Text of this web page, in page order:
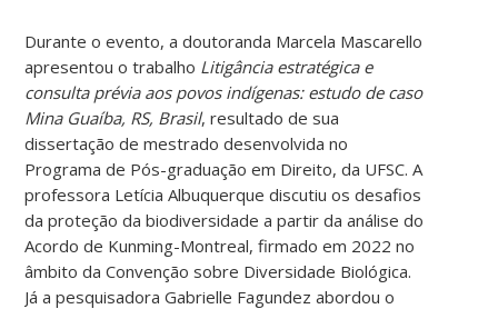
Durante o evento, a doutoranda Marcela Mascarello
apresentou o trabalho Litigância estratégica e
consulta prévia aos povos indígenas: estudo de caso
Mina Guaíba, RS, Brasil, resultado de sua
dissertação de mestrado desenvolvida no
Programa de Pós-graduação em Direito, da UFSC. A
professora Letícia Albuquerque discutiu os desafios
da proteção da biodiversidade a partir da análise do
Acordo de Kunming-Montreal, firmado em 2022 no
âmbito da Convenção sobre Diversidade Biológica.
Já a pesquisadora Gabrielle Fagundez abordou o